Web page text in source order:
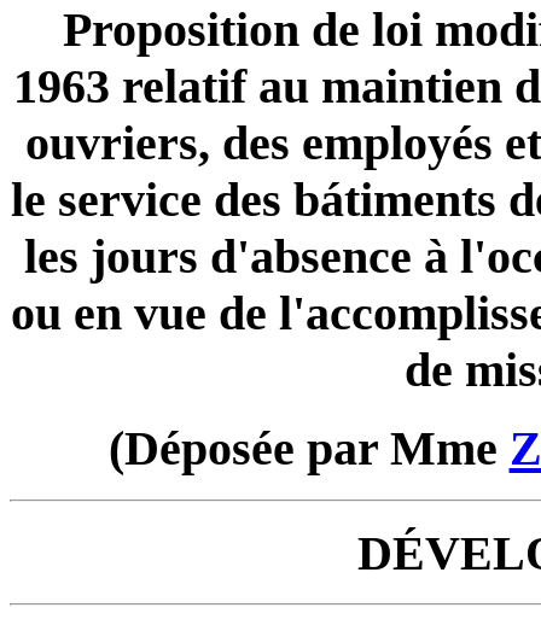
Proposition de loi
1963 relatif au maintien
ouvriers, des employés
le service des bátiments
les jours d'absence à
ou en vue de
de
(Déposée par Mme